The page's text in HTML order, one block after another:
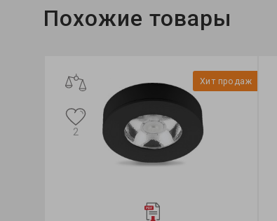
Похожие товары
Хит продаж
2